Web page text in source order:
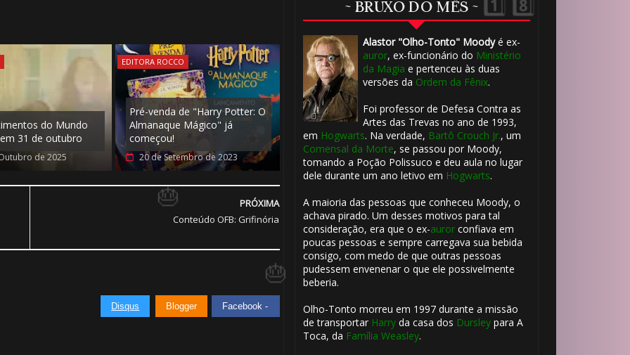
do Mundo
31 de outubro
de 2025
EDITORA ROCCO
Pré-venda de "Harry Potter: O
Almanaque Mágico" já
começou!
20 de Setembro de 2023
PRÓXIMA
Conteúdo OFB: Grifinória
Disqus Blogger Facebook -
~ BRUXO DO MÊS ~
Alastor "Olho-Tonto" Moodyé ex-
auror, ex-funcionário do Ministério
da Magia e pertenceu às duas
versões da Ordem da Fênix.
Foi professor de Defesa Contra as
Artes das Trevas no ano de 1993,
em Hogwarts. Na verdade, Bartô Crouch Jr., um
Comensal da Morte, se passou por Moody,
tomando a Poção Polissuco e deu aula no lugar
dele durante um ano letivo em Hogwarts.
A maioria das pessoas que conheceu Moody, o
achava pirado. Um desses motivos para tal
consideração, era que o ex-aurorconfiava em
poucas pessoas e sempre carregava sua bebida
consigo, com medo de que outras pessoas
pudessem envenenar o que ele possivelmente
beberia.
Olho-Tonto morreu em 1997 durante a missão
de transportar Harryda casa dos Dursleypara A
Toca, da Família Weasley.
1️⃣ 8️⃣
1️⃣ 8️⃣ 🎂
🎈